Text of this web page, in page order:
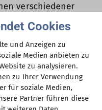
verschiedener
Lachen auf. Der
Ölbergkapelle,
tiefer
Waldplatz.
Atemübungen die
Welt für einen
Cookies
und Anzeigen zu
Medien anbieten zu
zu analysieren.
zu Ihrer Verwendung
für soziale Medien,
Partner führen diese